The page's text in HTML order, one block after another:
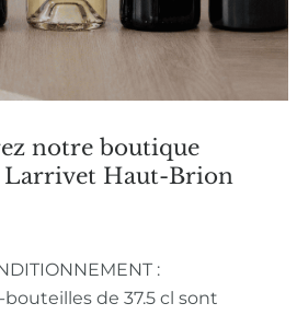
notre boutique
Larrivet Haut-Brion
:
de 37.5 cl sont